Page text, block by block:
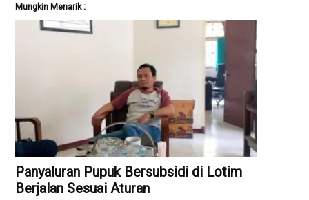
Mungkin Menarik :
Panyaluran Pupuk Bersubsidi di Lotim
Berjalan Sesuai Aturan